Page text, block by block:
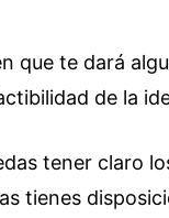
que te dará
de la
tener claro
tienes